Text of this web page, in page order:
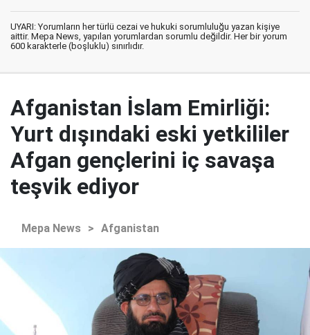
UYARI: Yorumların her türlü cezai ve hukuki sorumluluğu yazan kişiye
aittir. Mepa News, yapılan yorumlardan sorumlu değildir. Her bir yorum
600 karakterle (boşluklu) sınırlıdır.
Afganistan İslam Emirliği:
Yurt dışındaki eski yetkililer
Afgan gençlerini iç savaşa
teşvik ediyor
Mepa News > Afganistan